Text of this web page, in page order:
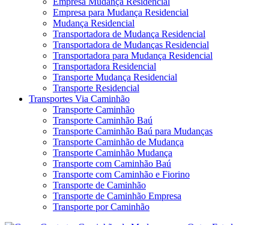
Empresa para Mudança Residencial
Mudança Residencial
Transportadora de Mudança Residencial
Transportadora de Mudanças Residencial
Transportadora para Mudança Residencial
Transportadora Residencial
Transporte Mudança Residencial
Transporte Residencial
Transportes Via Caminhão
Transporte Caminhão
Transporte Caminhão Baú
Transporte Caminhão Baú para Mudanças
Transporte Caminhão de Mudança
Transporte Caminhão Mudança
Transporte com Caminhão Baú
Transporte com Caminhão e Fiorino
Transporte de Caminhão
Transporte de Caminhão Empresa
Transporte por Caminhão